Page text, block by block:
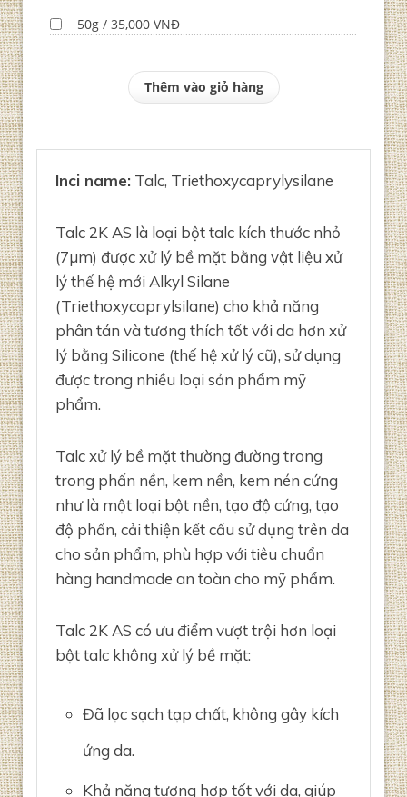
50g / 35,000 VNĐ
Thêm vào giỏ hàng
Inci name:Talc, Triethoxycaprylysilane
Talc 2K AS là loại bột talc kích thước nhỏ
(7µm) được xử lý bề mặt bằng vật liệu xử
lý thế hệ mới Alkyl Silane
(Triethoxycaprylsilane) cho khả năng
phân tán và tương thích tốt với da hơn xử
lý bằng Silicone (thế hệ xử lý cũ), sử dụng
được trong nhiều loại sản phẩm mỹ
phẩm.
Talc xử lý bề mặt thường đường trong
trong phấn nền, kem nền, kem nén cứng
như là một loại bột nền, tạo độ cứng, tạo
độ phấn, cải thiện kết cấu sử dụng trên da
cho sản phẩm, phù hợp với tiêu chuẩn
hàng handmade an toàn cho mỹ phẩm.
Talc 2K AS có ưu điểm vượt trội hơn loại
bột talc không xử lý bề mặt:
Đã lọc sạch tạp chất, không gây kích
ứng da.
Khả năng tương hợp tốt với da, giúp